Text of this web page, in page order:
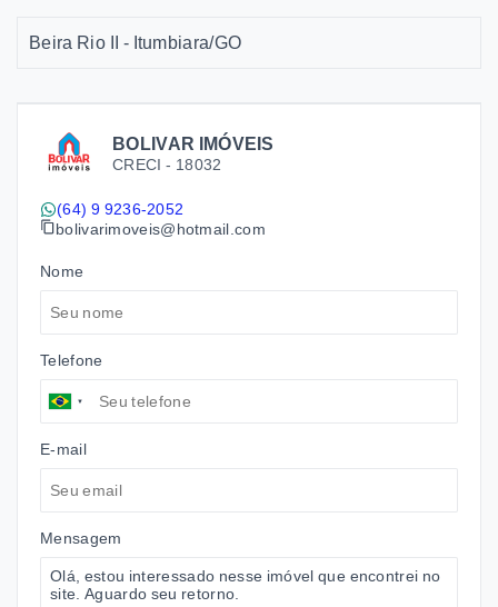
BOLIVAR IMÓVEIS
CRECI - 18032
(64) 9 9236-2052
bolivarimoveis@hotmail.com
Nome
Telefone
E-mail
Mensagem
Beira Rio II - Itumbiara/GO